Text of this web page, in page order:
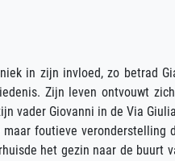
in zijn invloed, zo betrad
Zijn leven ontvouwt
vader Giovanni in de Via
foutieve
het gezin naar de buurt